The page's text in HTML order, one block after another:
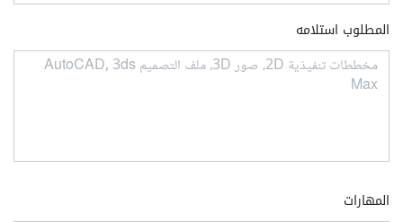
المطلوب استلامه
المهارات